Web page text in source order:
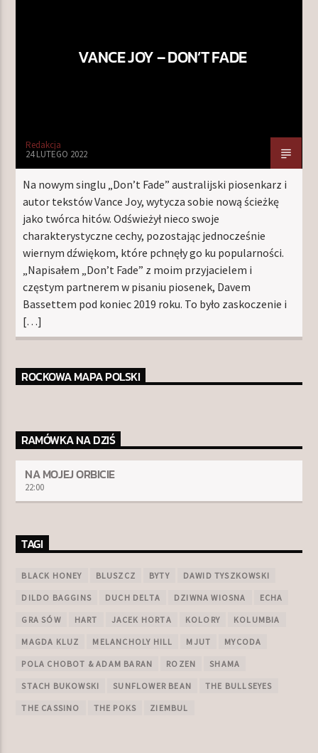
TERAZ W RAMÓWCE
NA MOJEJ ORBICIE
22:00 24:00
Radio Orbit
VANCE JOY – DON’T FADE
Redakcja
24 LUTEGO 2022
Na nowym singlu „Don’t Fade” australijski piosenkarz i
autor tekstów Vance Joy, wytycza sobie nową ścieżkę
jako twórca hitów. Odświeżył nieco swoje
charakterystyczne cechy, pozostając jednocześnie
wiernym dźwiękom, które pchnęły go ku popularności.
„Napisałem „Don’t Fade” z moim przyjacielem i
częstym partnerem w pisaniu piosenek, Davem
Bassettem pod koniec 2019 roku. To było zaskoczenie i
[…]
ROCKOWA MAPA POLSKI
RAMÓWKA NA DZIŚ
NA MOJEJ ORBICIE
22:00
TAGI
BLACK HONEY BLUSZCZ BYTY DAWID TYSZKOWSKI
DILDO BAGGINS DUCH DELTA DZIWNA WIOSNA ECHA
GRA SÓW HART JACEK HORTA KOLORY KOLUMBIA
MAGDA KLUZ MELANCHOLY HILL MJUT MYCODA
POLA CHOBOT & ADAM BARAN ROZEN SHAMA
STACH BUKOWSKI SUNFLOWER BEAN THE BULLSEYES
THE CASSINO THE POKS ZIEMBUL